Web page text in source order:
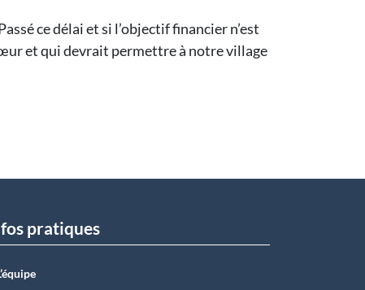
ce délai et si l’objectif financier n’est
et qui devrait permettre à notre village
pratiques